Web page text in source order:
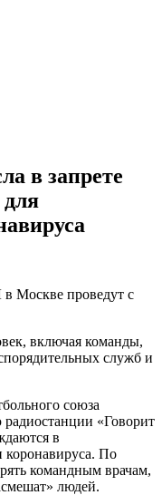
в запрете
Москве проведут с
включая команды,
служб и
союза
радиостанции «Говорит
в
коронавируса. По
командным врачам,
людей.